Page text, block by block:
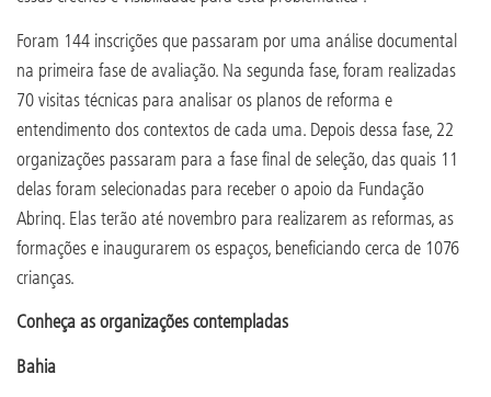
Foram 144 inscrições que passaram por uma análise documental
na primeira fase de avaliação. Na segunda fase, foram realizadas
70 visitas técnicas para analisar os planos de reforma e
entendimento dos contextos de cada uma. Depois dessa fase, 22
organizações passaram para a fase final de seleção, das quais 11
delas foram selecionadas para receber o apoio da Fundação
Abrinq. Elas terão até novembro para realizarem as reformas, as
formações e inaugurarem os espaços, beneficiando cerca de 1076
crianças.
Conheça as organizações contempladas
Bahia